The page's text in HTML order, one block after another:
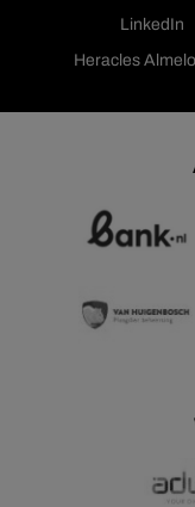
LinkedIn
Heracles